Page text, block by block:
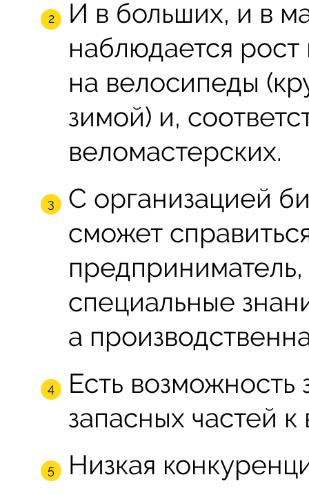
И в больших, и в
наблюдается рост
на велосипеды
зимой) и,
веломастерских.
С организацией
сможет
предприниматель,
специальные
а
Есть возможность
запасных частей
Низкая